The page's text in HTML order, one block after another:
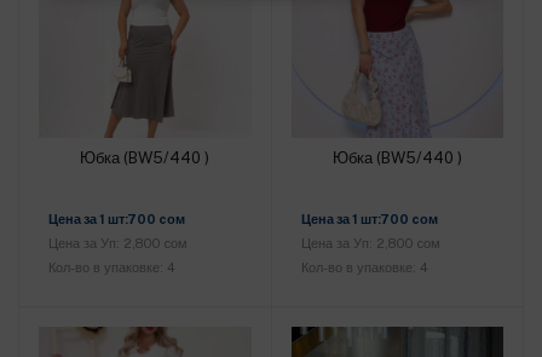
Юбка (BW5/440 )
Цена за 1 шт:700 cом
Цена за Уп: 2,800 cом
Кол-во в упаковке: 4
Юбка (BW5/440 )
Цена за 1 шт:700 cом
Цена за Уп: 2,800 cом
Кол-во в упаковке: 4